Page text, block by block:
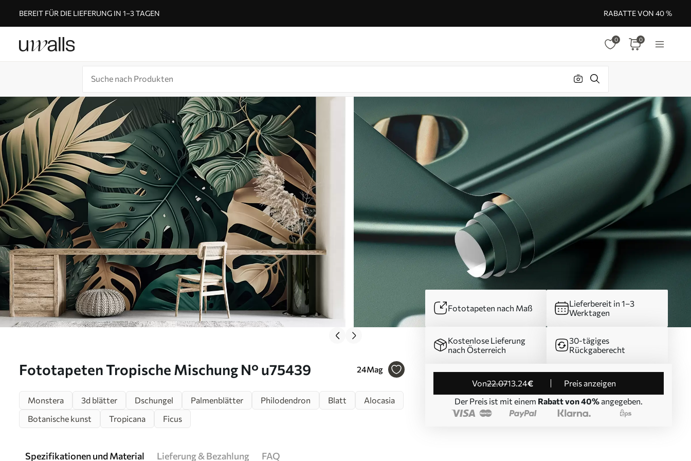
BEREIT FÜR DIE LIEFERUNG IN 1–3 TAGEN RABATTE VON 40 %
0 0
Fototapeten Tropische Mischung N° u75439 24Mag
Fototapeten nach Maß
Lieferbereit in 1–3
Werktagen
Kostenlose Lieferung
nach Österreich
30-tägiges
Rückgaberecht
von22.0713.24€
Preis anzeigen
Der Preis ist mit einem Rabatt von 40% angegeben.
Monstera 3d blätter Dschungel Palmenblätter Philodendron Blatt
Alocasia
Botanische kunst
Tropicana Ficus
Spezifikationen und Material Lieferung & Bezahlung FAQ